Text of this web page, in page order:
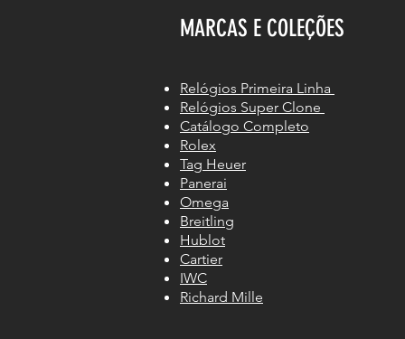
MARCAS E COLEÇÕES
Relógios Primeira Linha
Relógios Super Clone
Catálogo Completo
Rolex
Tag Heuer
Panerai
Omega
Breitling
Hublot
Cartier
IWC
Richard Mille